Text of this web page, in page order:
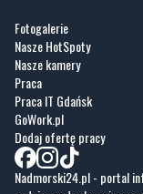
Praca IT Gdańsk
GoWork.pl
Dodaj ofertę pracy
Nadmorski24.pl - portal
codzienna dawka
społeczne, kulturalne i
Zawsze sprawdzone i
Kaszubskiego.